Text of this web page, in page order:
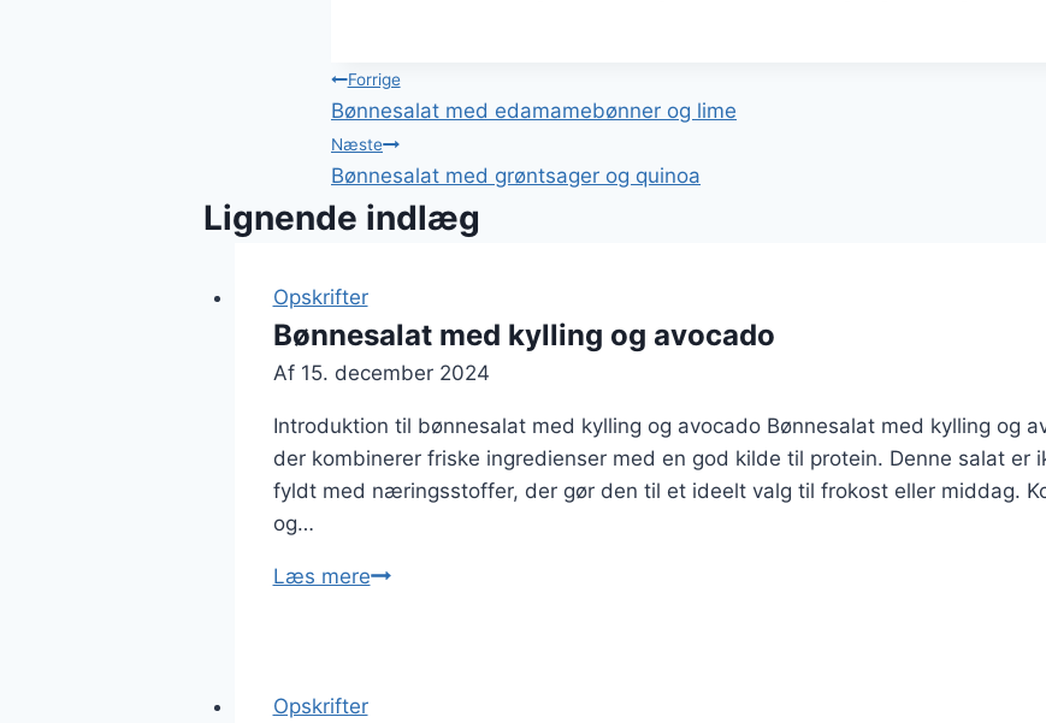
Indlægsnavigation
Forrige
Bønnesalat med edamamebønner og lime
Næste
Bønnesalat med grøntsager og quinoa
Lignende indlæg
Opskrifter
Bønnesalat med kylling og avocado
Af 15. december 2024
Introduktion til bønnesalat med kylling og avocado Bønnesalat med kylling og
der kombinerer friske ingredienser med en god kilde til protein. Denne salat er
fyldt med næringsstoffer, der gør den til et ideelt valg til frokost eller middag.
og…
Læs mereBønnesalat
Opskrifter